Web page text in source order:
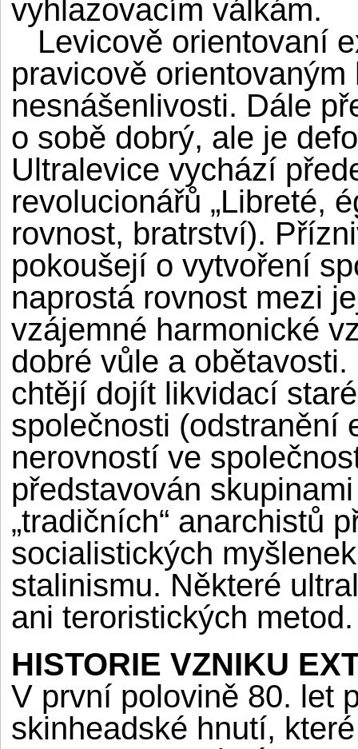
vyhlazovacím válkám.
Levicově orientovaní
pravicově
nesnášenlivosti. Dále
o sobě dobrý, ale je
Ultralevice vychází
revolucionářů „Libreté,
rovnost, bratrství).
pokoušejí o vytvoření
naprostá rovnost mezi
vzájemné harmonické
dobré vůle a
chtějí dojít likvidací
společnosti (odstranění
nerovností ve
představován
„tradičních“ anarchistů
socialistických
stalinismu. Některé
ani teroristických metod.
HISTORIE VZNIKU
V první polovině 80. let
skinheadské hnutí,